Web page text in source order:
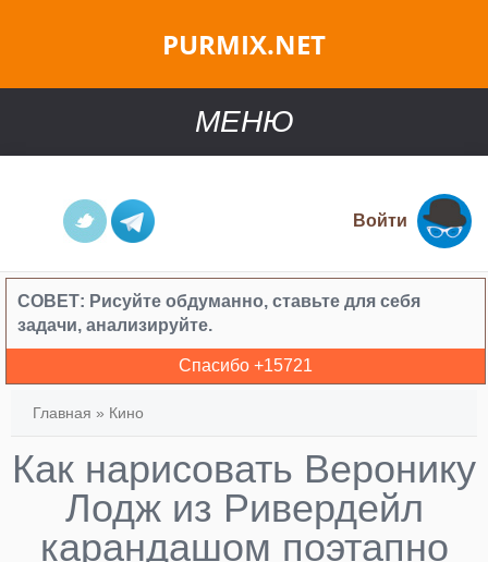
PURMIX.NET
МЕНЮ
Войти
СОВЕТ: Рисуйте обдуманно, ставьте для себя
задачи, анализируйте.
Спасибо +15721
Главная » Кино
Как нарисовать Веронику
Лодж из Ривердейл
карандашом поэтапно